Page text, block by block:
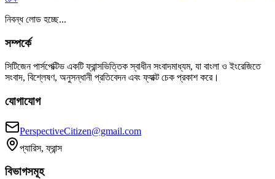
নিবন্ধ লোড হচ্ছে...
সম্পর্কে
সিটিজেন পার্সপেক্টিভ একটি ফ্রান্সভিত্তিক স্বাধীন সংবাদমাধ্যম, যা বাংলা ও ইংরেজিতে
সংবাদ, বিশ্লেষণ, অনুসন্ধানী প্রতিবেদন এবং ফ্যাক্ট চেক প্রকাশ করে।
যোগাযোগ
PerspectiveCitizen@gmail.com
প্যারিস, ফ্রান্স
বিভাগসমূহ